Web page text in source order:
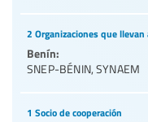
2 Organizaciones que llevan
Benín:
SNEP-BÉNIN, SYNAEM
1 Socio de cooperación